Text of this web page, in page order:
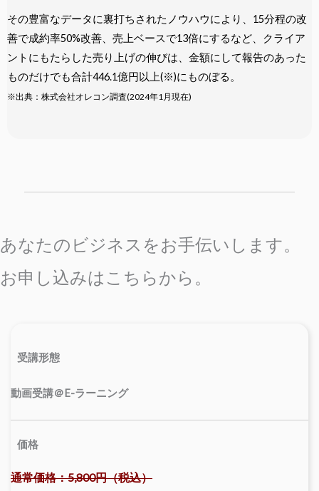
その豊富なデータに裏打ちされたノウハウにより、15分程の改
善で成約率50%改善、売上ベースで13倍にするなど、クライア
ントにもたらした売り上げの伸びは、金額にして報告のあった
ものだけでも合計446.1億円以上(※)にものぼる。
※出典：株式会社オレコン調査(2024年1月現在)
あなたのビジネスをお手伝いします。
お申し込みはこちらから。
受講形態
動画受講＠E-ラーニング
価格
通常価格：5,800円（税込）